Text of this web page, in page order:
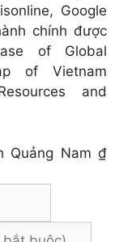
Google
chính được
of Global
of Vietnam
and
Quảng Nam ₫